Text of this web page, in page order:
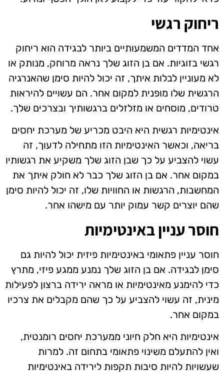
ריחוק רגשי
אחד המדדים המשמעותיים ביותר לבגידה הוא ריחוק
רגשי בזוגיות. אם בן הזוג שלך נראה מרוחק, מנותק או
לא מעוניין לבלות איתך, זה יכול להיות סימן שהאנרגיה
הרגשית שלו מופנית למקום אחר. הם עשויים להיראות
טרודים, מוסחים או מזלזלים ברגשותיך ובצרכים שלך.
אינטימיות רגשית היא היבט מכריע של מערכת יחסים
בריאה, וכאשר האינטימיות הזו מתחילה לדעוך, זה
עשוי להצביע על כך שבן הזוג שלך משקיע את רגשותיו
במקום אחר. אם בן הזוג שלך כבר לא חולק איתך את
המחשבות, הרגשות או החוויות שלו, זה יכול להיות סימן
שהם יוצרים קשר עמוק יותר עם מישהו אחר.
חוסר עניין באינטימיות
חוסר עניין פתאומי באינטימיות פיזית יכול להיות גם
סימן לבגידה. אם בן הזוג שלך נמנע ממגע פיזי, מתרץ
כדי להימנע מאינטימיות או מראה ירידה ברצון לפעילות
מינית, זה עשוי להצביע על כך שהם מקבלים את צרכיו
במקום אחר.
אינטימיות היא חלק חיוני ממערכת יחסים רומנטית,
ואין להתעלם משינוי פתאומי בתחום זה. למרות
שעשויות להיות סיבות תקפות לירידה באינטימיות